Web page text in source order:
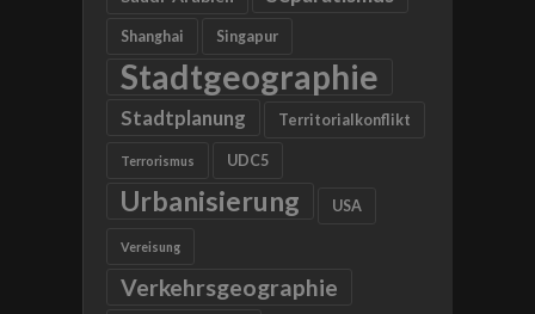
Shanghai Singapur
Stadtgeographie
Stadtplanung Territorialkonflikt
Terrorismus UDC5
Urbanisierung USA
Vereisung
Verkehrsgeographie